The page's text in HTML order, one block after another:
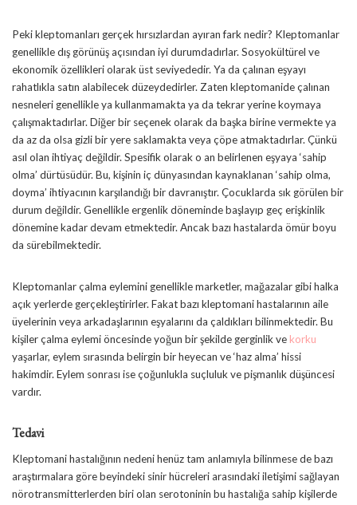
Peki kleptomanları gerçek hırsızlardan ayıran fark nedir? Kleptomanlar
genellikle dış görünüş açısından iyi durumdadırlar. Sosyokültürel ve
ekonomik özellikleri olarak üst seviyededir. Ya da çalınan eşyayı
rahatlıkla satın alabilecek düzeydedirler. Zaten kleptomanide çalınan
nesneleri genellikle ya kullanmamakta ya da tekrar yerine koymaya
çalışmaktadırlar. Diğer bir seçenek olarak da başka birine vermekte ya
da az da olsa gizli bir yere saklamakta veya çöpe atmaktadırlar. Çünkü
asıl olan ihtiyaç değildir. Spesifik olarak o an belirlenen eşyaya ‘sahip
olma’ dürtüsüdür. Bu, kişinin iç dünyasından kaynaklanan ‘sahip olma,
doyma’ ihtiyacının karşılandığı bir davranıştır. Çocuklarda sık görülen bir
durum değildir. Genellikle ergenlik döneminde başlayıp geç erişkinlik
dönemine kadar devam etmektedir. Ancak bazı hastalarda ömür boyu
da sürebilmektedir.
Kleptomanlar çalma eylemini genellikle marketler, mağazalar gibi halka
açık yerlerde gerçekleştirirler. Fakat bazı kleptomani hastalarının aile
üyelerinin veya arkadaşlarının eşyalarını da çaldıkları bilinmektedir. Bu
kişiler çalma eylemi öncesinde yoğun bir şekilde gerginlik ve korku
yaşarlar, eylem sırasında belirgin bir heyecan ve ‘haz alma’ hissi
hakimdir. Eylem sonrası ise çoğunlukla suçluluk ve pişmanlık düşüncesi
vardır.
Tedavi
Kleptomani hastalığının nedeni henüz tam anlamıyla bilinmese de bazı
araştırmalara göre beyindeki sinir hücreleri arasındaki iletişimi sağlayan
nörotransmitterlerden biri olan serotoninin bu hastalığa sahip kişilerde